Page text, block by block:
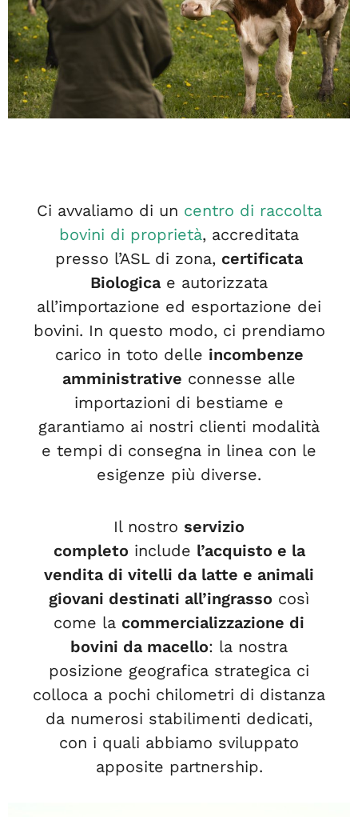
Ci avvaliamo di un centro di raccolta
bovini di proprietà, accreditata
presso l’ASL di zona, certificata
Biologicae autorizzata
all’importazione ed esportazione dei
bovini. In questo modo, ci prendiamo
carico in toto delle incombenze
amministrative connesse alle
importazioni di bestiame e
garantiamo ai nostri clienti modalità
e tempi di consegna in linea con le
esigenze più diverse.
Il nostro servizio
completo include l’acquisto e la
vendita di vitelli da latte e animali
giovani destinati all’ingrasso così
come la commercializzazione di
bovini da macello: la nostra
posizione geografica strategica ci
colloca a pochi chilometri di distanza
da numerosi stabilimenti dedicati,
con i quali abbiamo sviluppato
apposite partnership.